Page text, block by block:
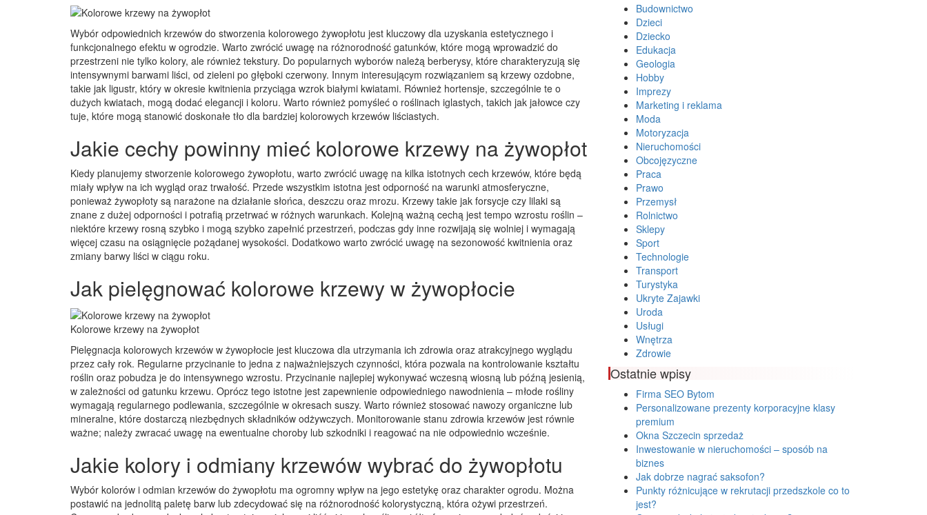
Wybór odpowiednich krzewów do stworzenia kolorowego żywopłotu jest kluczowy dla uzyskania estetycznego i
funkcjonalnego efektu w ogrodzie. Warto zwrócić uwagę na różnorodność gatunków, które mogą wprowadzić do
przestrzeni nie tylko kolory, ale również tekstury. Do popularnych wyborów należą berberysy, które charakteryzują się
intensywnymi barwami liści, od zieleni po głęboki czerwony. Innym interesującym rozwiązaniem są krzewy ozdobne,
takie jak ligustr, który w okresie kwitnienia przyciąga wzrok białymi kwiatami. Również hortensje, szczególnie te o
dużych kwiatach, mogą dodać elegancji i koloru. Warto również pomyśleć o roślinach iglastych, takich jak jałowce czy
tuje, które mogą stanowić doskonałe tło dla bardziej kolorowych krzewów liściastych.
Jakie cechy powinny mieć kolorowe krzewy na żywopłot
Kiedy planujemy stworzenie kolorowego żywopłotu, warto zwrócić uwagę na kilka istotnych cech krzewów, które będą
miały wpływ na ich wygląd oraz trwałość. Przede wszystkim istotna jest odporność na warunki atmosferyczne,
ponieważ żywopłoty są narażone na działanie słońca, deszczu oraz mrozu. Krzewy takie jak forsycje czy lilaki są
znane z dużej odporności i potrafią przetrwać w różnych warunkach. Kolejną ważną cechą jest tempo wzrostu roślin –
niektóre krzewy rosną szybko i mogą szybko zapełnić przestrzeń, podczas gdy inne rozwijają się wolniej i wymagają
więcej czasu na osiągnięcie pożądanej wysokości. Dodatkowo warto zwrócić uwagę na sezonowość kwitnienia oraz
zmiany barwy liści w ciągu roku.
Jak pielęgnować kolorowe krzewy w żywopłocie
Kolorowe krzewy na żywopłot
Pielęgnacja kolorowych krzewów w żywopłocie jest kluczowa dla utrzymania ich zdrowia oraz atrakcyjnego wyglądu
przez cały rok. Regularne przycinanie to jedna z najważniejszych czynności, która pozwala na kontrolowanie kształtu
roślin oraz pobudza je do intensywnego wzrostu. Przycinanie najlepiej wykonywać wczesną wiosną lub późną jesienią,
w zależności od gatunku krzewu. Oprócz tego istotne jest zapewnienie odpowiedniego nawodnienia – młode rośliny
wymagają regularnego podlewania, szczególnie w okresach suszy. Warto również stosować nawozy organiczne lub
mineralne, które dostarczą niezbędnych składników odżywczych. Monitorowanie stanu zdrowia krzewów jest równie
ważne; należy zwracać uwagę na ewentualne choroby lub szkodniki i reagować na nie odpowiednio wcześnie.
Jakie kolory i odmiany krzewów wybrać do żywopłotu
Wybór kolorów i odmian krzewów do żywopłotu ma ogromny wpływ na jego estetykę oraz charakter ogrodu. Można
postawić na jednolitą paletę barw lub zdecydować się na różnorodność kolorystyczną, która ożywi przestrzeń.
Budownictwo
Dzieci
Dziecko
Edukacja
Geologia
Hobby
Imprezy
Marketing i reklama
Moda
Motoryzacja
Nieruchomości
Obcojęzyczne
Praca
Prawo
Przemysł
Rolnictwo
Sklepy
Sport
Technologie
Transport
Turystyka
Ukryte Zajawki
Uroda
Usługi
Wnętrza
Zdrowie
Ostatnie wpisy
Firma SEO Bytom
Personalizowane prezenty korporacyjne klasy
premium
Okna Szczecin sprzedaż
Inwestowanie w nieruchomości – sposób na
biznes
Jak dobrze nagrać saksofon?
Punkty różnicujące w rekrutacji przedszkole co to
jest?